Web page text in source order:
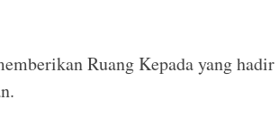
Ruang Kepada yang hadir